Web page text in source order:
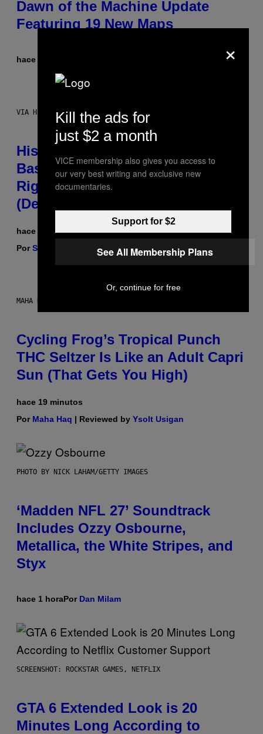
Dawn of the Machine Update
Featuring 19 New Maps
hace 8 segundos
VIA HISENSE
Hisense’s New U6SF Pro TV Is
Basically a Home Theater, Gaming
Rig, And Soundbar In One Box
(Deal Alert!)
hace 4 minutos
PorSam Watanuki | Reviewed by Ysolt Usigan
MAHA HAQ FOR VICE
Cycling Frog’s Tropical Punch
THC Seltzer Is Like an Adult Capri
Sun (That Gets You High)
hace 19 minutos
Por Maha Haq | Reviewed by Ysolt Usigan
PHOTO BY NICK LAHAM/GETTY IMAGES
‘Madden NFL 27’ Soundtrack
Includes Ozzy Osbourne,
Metallica, the White Stripes, and
Styx
hace 1 horaPor Dan Milam
SCREENSHOT: ROCKSTAR GAMES, NETFLIX
GTA 6 Extended Look is 20
Minutes Long According to
×
Kill the ads for
just $2 a month
VICE membership also gives you access to
our very best writing and exclusive new
documentaries.
Support for $2
See All Membership Plans
Or, continue for free